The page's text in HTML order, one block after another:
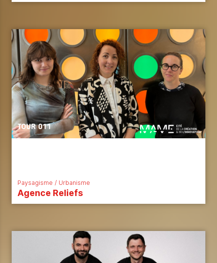
TOUR 011
Paysagisme / Urbanisme
Agence Reliefs